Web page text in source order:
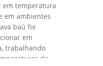
em temperatura
em ambientes
baú foi
em
trabalhando
de